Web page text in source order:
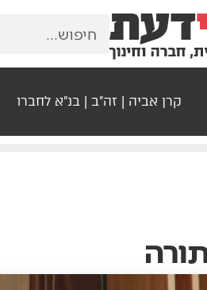
קרן אביה | זה"ב | בנ"א לחברו